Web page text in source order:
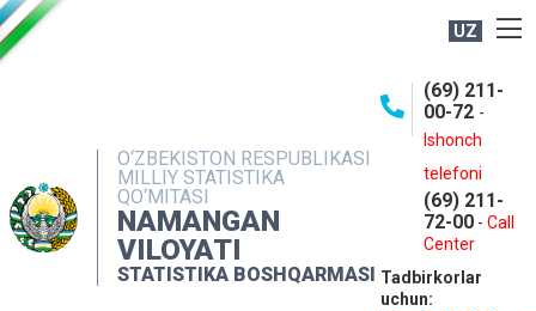
UZ
O‘ZBEKISTON RESPUBLIKASI
MILLIY STATISTIKA
QO‘MITASI
NAMANGAN
VILOYATI
STATISTIKA BOSHQARMASI
(69) 211-
00-72 -
Ishonch
telefoni
(69) 211-
72-00 - Call
Center
Tadbirkorlar
uchun:
NASHRLAR
INTERAKTIV XIZMATLAR
MATBUOT XIZMATI
MUROJAATLAR